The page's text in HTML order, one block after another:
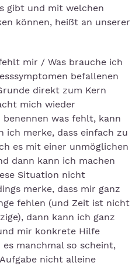
gibt und mit welchen
können, heißt an unserer
mir / Was brauche ich
befallenen
direkt zum Kern
mich wieder
was fehlt, kann
ich merke, dass einfach zu
es mit einer unmöglichen
dann kann ich machen
Situation nicht
merke, dass mir ganz
fehlen (und Zeit ist nicht
dann kann ich ganz
mir konkrete Hilfe
manchmal so scheint,
nicht alleine